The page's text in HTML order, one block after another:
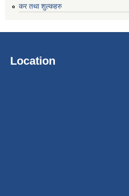
कर तथा शुल्कहरु
Location